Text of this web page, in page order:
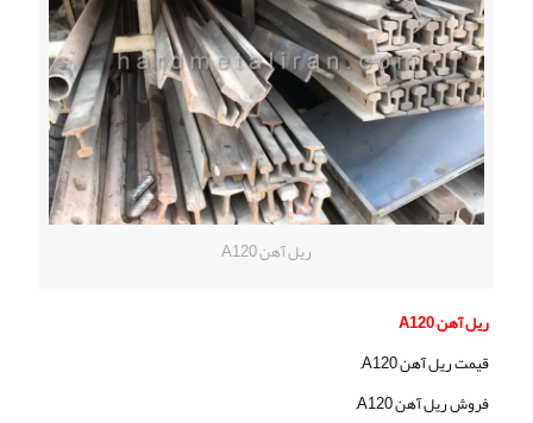
ریل آهن A120
ریل آهن A120
قیمت ریل آهن A120,
فروش ریل آهن A120,